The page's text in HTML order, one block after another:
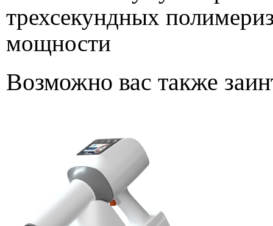
трехсекундных
мощности
Возможно вас также